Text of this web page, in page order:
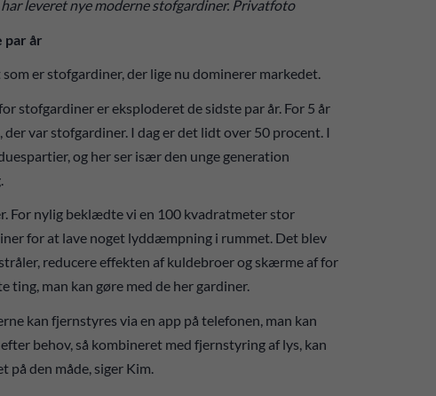
leveret nye moderne stofgardiner. Privatfoto
par år
er stofgardiner, der lige nu dominerer markedet.
stofgardiner er eksploderet de sidste par år. For 5 år
var stofgardiner. I dag er det lidt over 50 procent. I
og her ser især den unge generation
For nylig beklædte vi en 100 kvadratmeter stor
for at lave noget lyddæmpning i rummet. Det blev
reducere effekten af kuldebroer og skærme af for
ting, man kan gøre med de her gardiner.
kan fjernstyres via en app på telefonen, man kan
behov, så kombineret med fjernstyring af lys, kan
på den måde, siger Kim.